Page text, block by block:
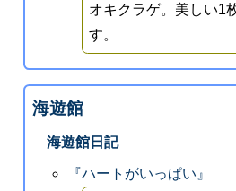
オキクラゲ。美しい1
す。
海遊館
海遊館日記
『ハートがいっぱい』